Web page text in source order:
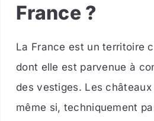
France ?
La France est un territoire
dont elle est parvenue à
des vestiges. Les
même si, techniquement